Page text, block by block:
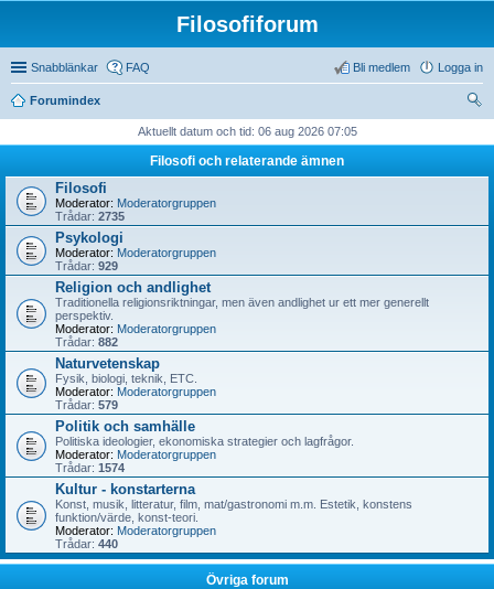
Filosofiforum
Snabblänkar FAQ Logga in
Bli medlem
Forumindex
Aktuellt datum och tid: 06 aug 2026 07:05
Filosofi och relaterande ämnen
Filosofi
Moderator: Moderatorgruppen
Trådar: 2735
Psykologi
Moderator: Moderatorgruppen
Trådar: 929
Religion och andlighet
Traditionella religionsriktningar, men även andlighet ur ett mer generellt
perspektiv.
Moderator: Moderatorgruppen
Trådar: 882
Naturvetenskap
Fysik, biologi, teknik, ETC.
Moderator: Moderatorgruppen
Trådar: 579
Politik och samhälle
Politiska ideologier, ekonomiska strategier och lagfrågor.
Moderator: Moderatorgruppen
Trådar: 1574
Kultur - konstarterna
Konst, musik, litteratur, film, mat/gastronomi m.m. Estetik, konstens
funktion/värde, konst-teori.
Moderator: Moderatorgruppen
Trådar: 440
Övriga forum